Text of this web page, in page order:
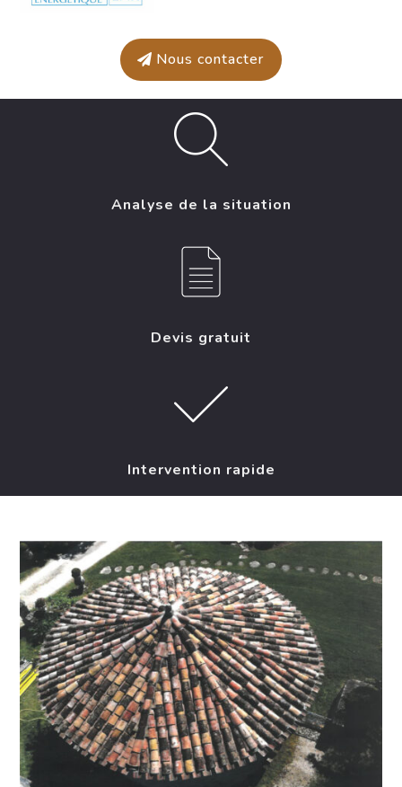
Nous contacter
Analyse de la situation
Devis gratuit
Intervention rapide